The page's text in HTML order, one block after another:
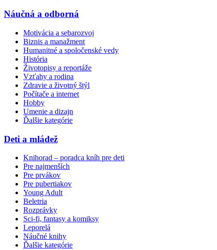
Náučná a odborná
Motivácia a sebarozvoj
Biznis a manažment
Humanitné a spoločenské vedy
História
Životopisy a reportáže
Vzťahy a rodina
Zdravie a životný štýl
Počítače a internet
Hobby
Umenie a dizajn
Ďalšie kategórie
Deti a mládež
Knihorad – poradca kníh pre deti
Pre najmenších
Pre prvákov
Pre pubertiakov
Young Adult
Beletria
Rozprávky
Sci-fi, fantasy a komiksy
Leporelá
Náučné knihy
Ďalšie kategórie